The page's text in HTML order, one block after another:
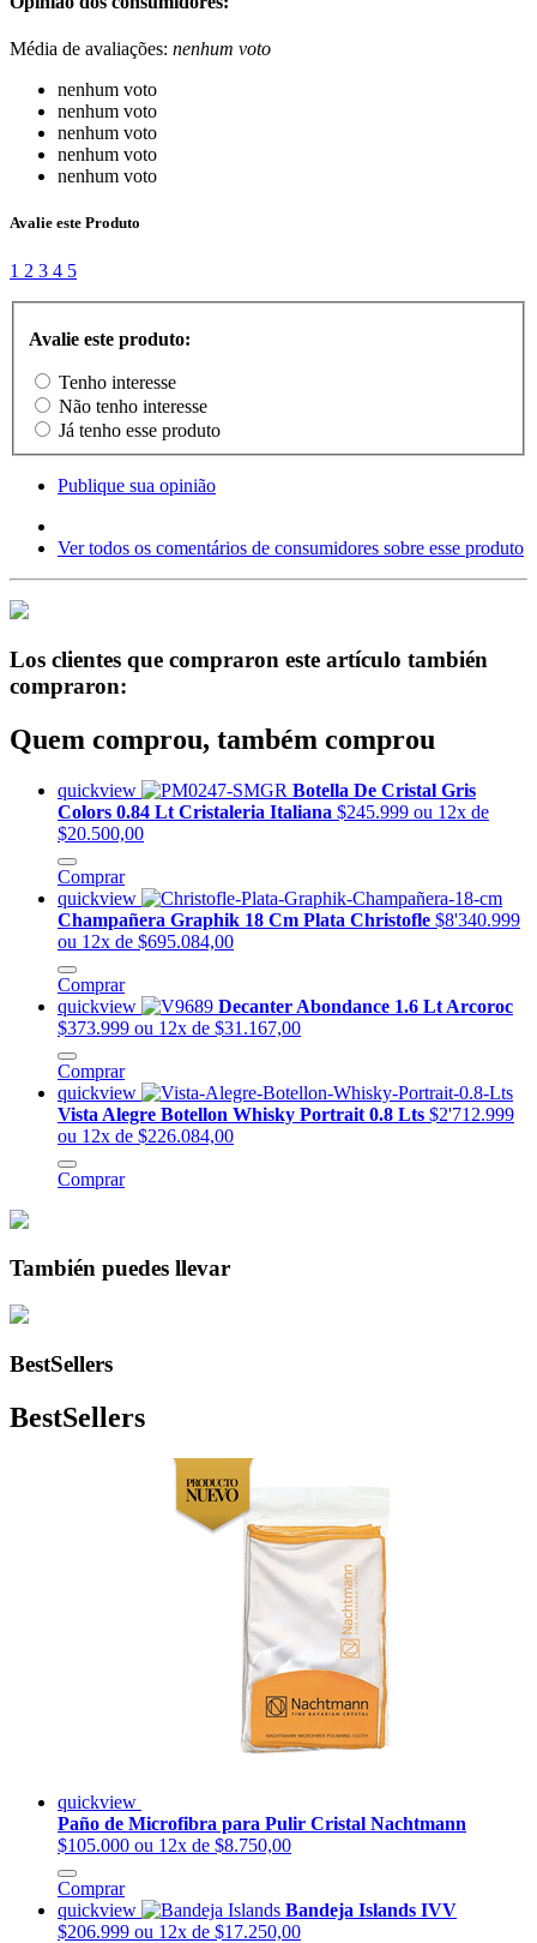
Média de avaliações: nenhum voto
nenhum voto
nenhum voto
nenhum voto
nenhum voto
nenhum voto
Avalie este Produto
1 2 3 4 5
Avalie este produto:
Tenho interesse
Não tenho interesse
Já tenho esse produto
Publique sua opinião
Ver todos os comentários de consumidores sobre esse produto
Los clientes que compraron este artículo también
compraron:
Quem comprou, também comprou
quickview
Botella De Cristal Gris
Colors 0.84 Lt Cristaleria Italiana $245.999 ou 12x de
$20.500,00
Comprar
quickview
Champañera Graphik 18 Cm Plata Christofle $8'340.999
ou 12x de $695.084,00
Comprar
quickview
Decanter Abondance 1.6 Lt Arcoroc
$373.999 ou 12x de $31.167,00
Comprar
quickview
Vista Alegre Botellon Whisky Portrait 0.8 Lts $2'712.999
ou 12x de $226.084,00
Comprar
También puedes llevar
BestSellers
BestSellers
quickview
Paño de Microfibra para Pulir Cristal Nachtmann
$105.000 ou 12x de $8.750,00
Comprar
quickview
Bandeja Islands IVV
$206.999 ou 12x de $17.250,00